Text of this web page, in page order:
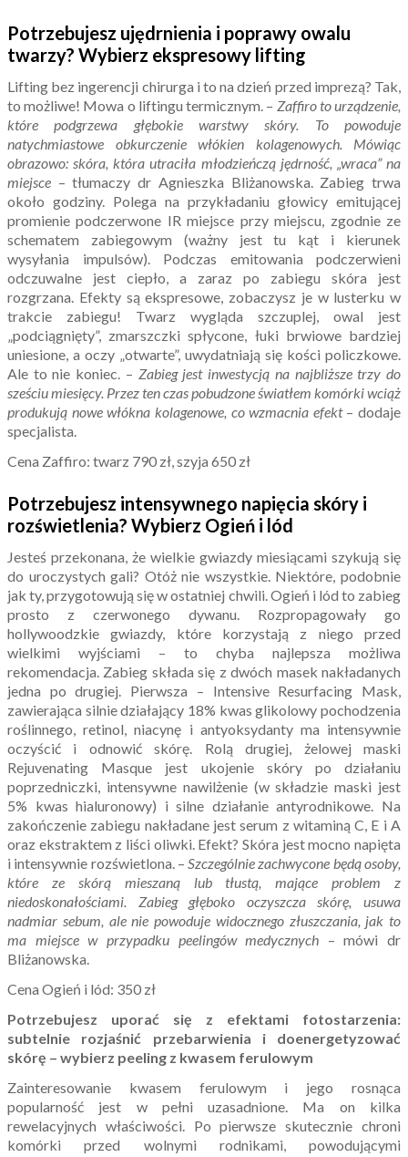
Potrzebujesz ujędrnienia i poprawy owalu
twarzy? Wybierz ekspresowy lifting
Lifting bez ingerencji chirurga i to na dzień przed imprezą? Tak,
to możliwe! Mowa o liftingu termicznym. – Zaffiro to urządzenie,
które podgrzewa głębokie warstwy skóry. To powoduje
natychmiastowe obkurczenie włókien kolagenowych. Mówiąc
obrazowo: skóra, która utraciła młodzieńczą jędrność, „wraca” na
miejsce – tłumaczy dr Agnieszka Bliżanowska. Zabieg trwa
około godziny. Polega na przykładaniu głowicy emitującej
promienie podczerwone IR miejsce przy miejscu, zgodnie ze
schematem zabiegowym (ważny jest tu kąt i kierunek
wysyłania impulsów). Podczas emitowania podczerwieni
odczuwalne jest ciepło, a zaraz po zabiegu skóra jest
rozgrzana. Efekty są ekspresowe, zobaczysz je w lusterku w
trakcie zabiegu! Twarz wygląda szczuplej, owal jest
„podciągnięty”, zmarszczki spłycone, łuki brwiowe bardziej
uniesione, a oczy „otwarte”, uwydatniają się kości policzkowe.
Ale to nie koniec. – Zabieg jest inwestycją na najbliższe trzy do
sześciu miesięcy. Przez ten czas pobudzone światłem komórki wciąż
produkują nowe włókna kolagenowe, co wzmacnia efekt– dodaje
specjalista.
Cena Zaffiro: twarz 790 zł, szyja 650 zł
Potrzebujesz intensywnego napięcia skóry i
rozświetlenia? Wybierz Ogień i lód
Jesteś przekonana, że wielkie gwiazdy miesiącami szykują się
do uroczystych gali? Otóż nie wszystkie. Niektóre, podobnie
jak ty, przygotowują się w ostatniej chwili. Ogień i lód to zabieg
prosto z czerwonego dywanu. Rozpropagowały go
hollywoodzkie gwiazdy, które korzystają z niego przed
wielkimi wyjściami – to chyba najlepsza możliwa
rekomendacja. Zabieg składa się z dwóch masek nakładanych
jedna po drugiej. Pierwsza – Intensive Resurfacing Mask,
zawierająca silnie działający 18% kwas glikolowy pochodzenia
roślinnego, retinol, niacynę i antyoksydanty ma intensywnie
oczyścić i odnowić skórę. Rolą drugiej, żelowej maski
Rejuvenating Masque jest ukojenie skóry po działaniu
poprzedniczki, intensywne nawilżenie (w składzie maski jest
5% kwas hialuronowy) i silne działanie antyrodnikowe. Na
zakończenie zabiegu nakładane jest serum z witaminą C, E i A
oraz ekstraktem z liści oliwki. Efekt? Skóra jest mocno napięta
i intensywnie rozświetlona. –Szczególnie zachwycone będą osoby,
które ze skórą mieszaną lub tłustą, mające problem z
niedoskonałościami. Zabieg głęboko oczyszcza skórę, usuwa
nadmiar sebum, ale nie powoduje widocznego złuszczania, jak to
ma miejsce w przypadku peelingów medycznych – mówi dr
Bliżanowska.
Cena Ogień i lód: 350 zł
Potrzebujesz uporać się z efektami fotostarzenia:
subtelnie rozjaśnić przebarwienia i doenergetyzować
skórę – wybierz peeling z kwasem ferulowym
Zainteresowanie kwasem ferulowym i jego rosnąca
popularność jest w pełni uzasadnione. Ma on kilka
rewelacyjnych właściwości. Po pierwsze skutecznie chroni
komórki przed wolnymi rodnikami, powodującymi